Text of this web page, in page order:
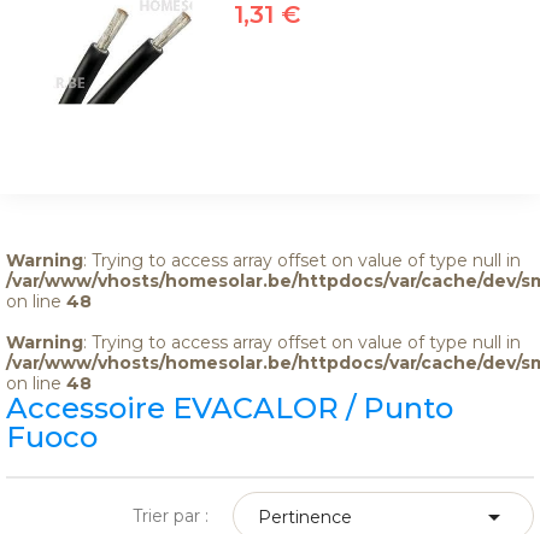
1,31 €
Warning: Trying to access array offset on value of type null in
/var/www/vhosts/homesolar.be/httpdocs/var/cache/dev/
on line 48
Warning: Trying to access array offset on value of type null in
/var/www/vhosts/homesolar.be/httpdocs/var/cache/dev/
on line 48
Accessoire EVACALOR / Punto
Fuoco
Trier par : Pertinence 